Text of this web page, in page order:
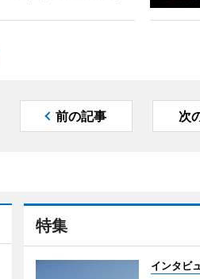
前の記事 次
特集
インタビ